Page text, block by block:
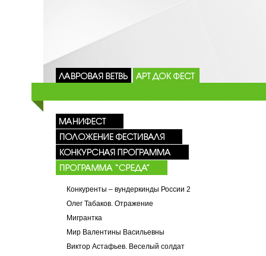
Конкуренты – вундеркинды России 2
Олег Табаков. Отражение
Мигрантка
Мир Валентины Васильевны
Виктор Астафьев. Веселый солдат